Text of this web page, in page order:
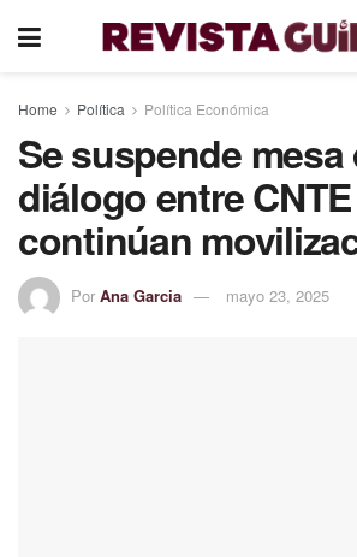
Home Política Política Económica
Se suspende mesa
diálogo entre
continúan
Por Ana Garcia mayo 23, 2025